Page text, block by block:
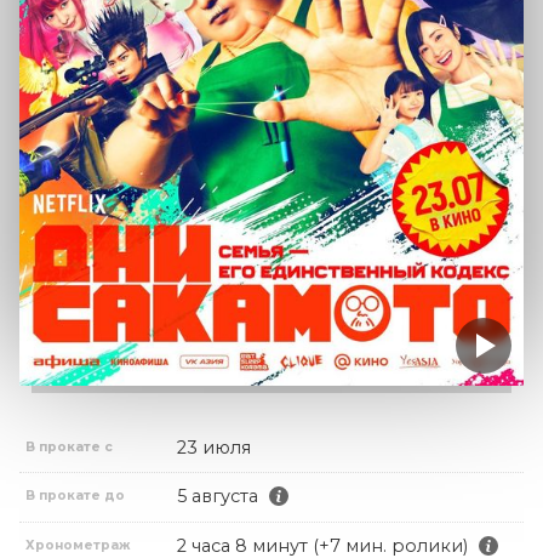
В прокате с 23 июля
В прокате до 5 августа
Хронометраж 2 часа 8 минут (+7 мин. ролики)